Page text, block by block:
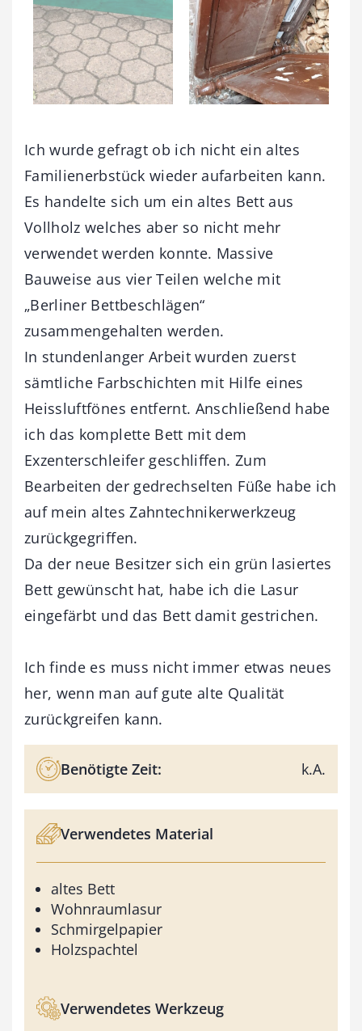
Ich wurde gefragt ob ich nicht ein altes
Familienerbstück wieder aufarbeiten kann.
Es handelte sich um ein altes Bett aus
Vollholz welches aber so nicht mehr
verwendet werden konnte. Massive
Bauweise aus vier Teilen welche mit
„Berliner Bettbeschlägen“
zusammengehalten werden.
In stundenlanger Arbeit wurden zuerst
sämtliche Farbschichten mit Hilfe eines
Heissluftfönes entfernt. Anschließend habe
ich das komplette Bett mit dem
Exzenterschleifer geschliffen. Zum
Bearbeiten der gedrechselten Füße habe ich
auf mein altes Zahntechnikerwerkzeug
zurückgegriffen.
Da der neue Besitzer sich ein grün lasiertes
Bett gewünscht hat, habe ich die Lasur
eingefärbt und das Bett damit gestrichen.
Ich finde es muss nicht immer etwas neues
her, wenn man auf gute alte Qualität
zurückgreifen kann.
Benötigte Zeit: k.A.
Verwendetes Material
altes Bett
Wohnraumlasur
Schmirgelpapier
Holzspachtel
Verwendetes Werkzeug